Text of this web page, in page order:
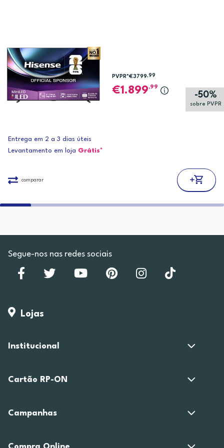
-50%
sobre PVPR
PVPR*€3799,99
1.899,99
Entrega em 2 a 3 dias úteis
Levantamento em loja Grátis*
comparar
Segue-nos nas redes sociais
Lojas
Institucional
Cartão RP-ON
Campanhas